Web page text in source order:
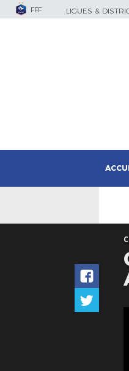
FFF LIGUES &